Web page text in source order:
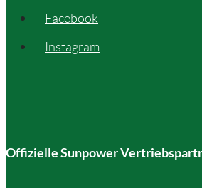
Facebook
Instagram
Offizielle Sunpower